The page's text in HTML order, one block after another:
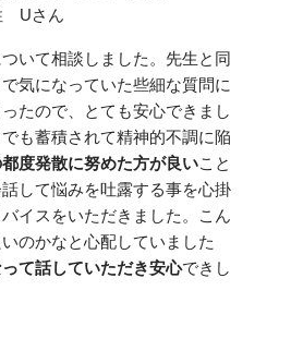
Uさん
いて相談しました。先生と同
気になっていた些細な質問に
たので、とても安心できまし
も蓄積されて精神的不調に陥
度発散に努めた方が良いこと
して悩みを吐露する事を心掛
イスをいただきました。こん
のかなと心配していました
て話していただき安心できし